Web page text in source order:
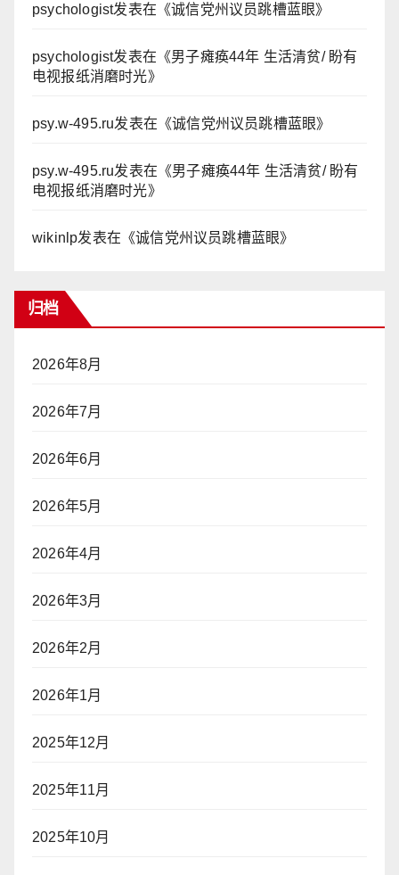
psychologist发表在《诚信党州议员跳槽蓝眼》
psychologist发表在《男子瘫痪44年 生活清贫/ 盼有
电视报纸消磨时光》
psy.w-495.ru发表在《诚信党州议员跳槽蓝眼》
psy.w-495.ru发表在《男子瘫痪44年 生活清贫/ 盼有
电视报纸消磨时光》
wikinlp发表在《诚信党州议员跳槽蓝眼》
归档
2026年8月
2026年7月
2026年6月
2026年5月
2026年4月
2026年3月
2026年2月
2026年1月
2025年12月
2025年11月
2025年10月